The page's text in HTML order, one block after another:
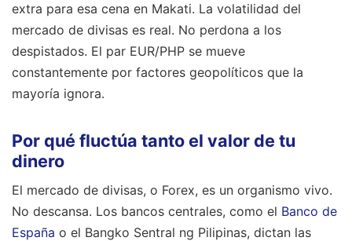
extra para esa cena en Makati. La volatilidad del
mercado de divisas es real. No perdona a los
despistados. El par EUR/PHP se mueve
constantemente por factores geopolíticos que la
mayoría ignora.
Por qué fluctúa tanto el valor de tu
dinero
El mercado de divisas, o Forex, es un organismo vivo.
No descansa. Los bancos centrales, como el Banco de
España o el Bangko Sentral ng Pilipinas, dictan las